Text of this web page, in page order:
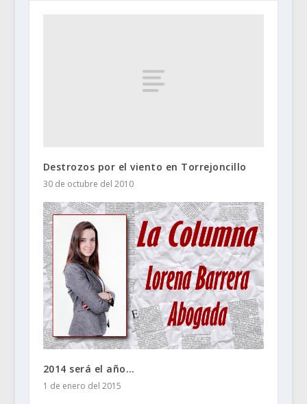
Destrozos por el viento en Torrejoncillo
30 de octubre del 2010
2014 será el año…
1 de enero del 2015